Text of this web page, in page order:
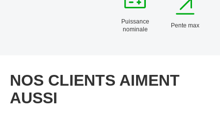
Puissance
nominale
Pente max
NOS CLIENTS AIMENT
AUSSI